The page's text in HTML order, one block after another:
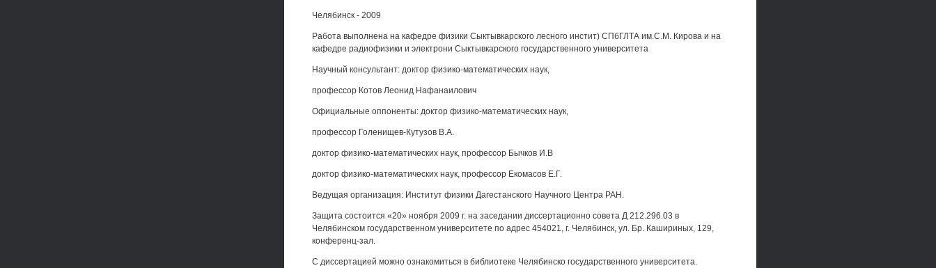
Челябинск - 2009
Работа выполнена на кафедре физики Сыктывкарского лесного инстит) СПбГЛТА им.С.М. Кирова и на
кафедре радиофизики и электрони Сыктывкарского государственного университета
Научный консультант: доктор физико-математических наук,
профессор Котов Леонид Нафанаилович
Официальные оппоненты: доктор физико-математических наук,
профессор Голенищев-Кутузов В.А.
доктор физико-математических наук, профессор Бычков И.В
доктор физико-математических наук, профессор Екомасов Е.Г.
Ведущая организация: Институт физики Дагестанского Научного Центра РАН.
Защита состоится «20» ноября 2009 г. на заседании диссертационно совета Д 212.296.03 в
Челябинском государственном университете по адрес 454021, г. Челябинск, ул. Бр. Кашириных, 129,
конференц-зал.
С диссертацией можно ознакомиться в библиотеке Челябинско государственного университета.